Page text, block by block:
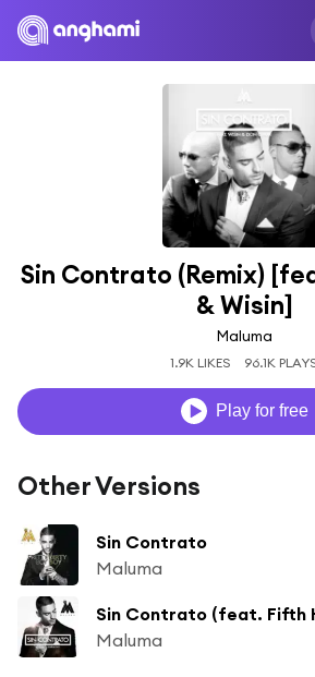
Sin Contrato (Remix)
& Wisin]
Maluma
1.9K LIKES 96.1K
Play for free
Other Versions
Sin Contrato
Maluma
Sin Contrato (feat. Fifth
Maluma